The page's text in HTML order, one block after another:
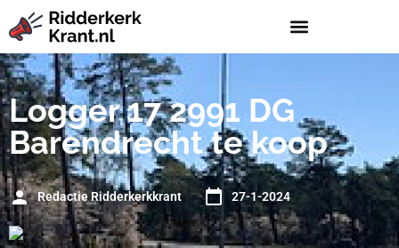
Logger 17 2991 DG
Barendrecht te koop
Redactie Ridderkerkkrant 27-1-2024